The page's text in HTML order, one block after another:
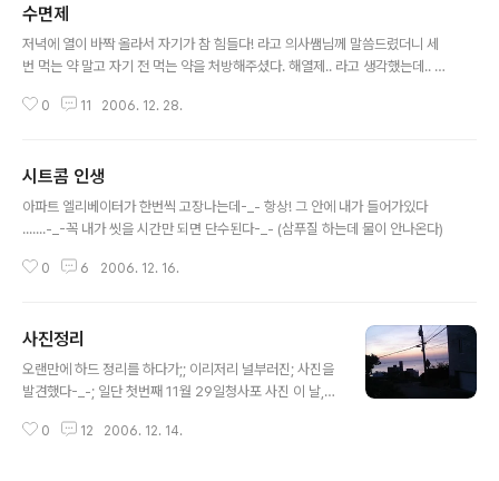
수면제
저녁에 열이 바짝 올라서 자기가 참 힘들다! 라고 의사쌤님께 말씀드렸더니 세
번 먹는 약 말고 자기 전 먹는 약을 처방해주셨다. 해열제.. 라고 생각했는데.. 역
늘은 그냥 잠이나 내려 자라는 계신가(..) 뭔놈의 잠을 15시간동안 자게 만드는
0 11 2006. 12. 28.
시트콤 인생
아파트 엘리베이터가 한번씩 고장나는데-_- 항상! 그 안에 내가 들어가있다
.......-_-꼭 내가 씻을 시간만 되면 단수된다-_- (삼푸질 하는데 물이 안나온다)
0 6 2006. 12. 16.
사진정리
오랜만에 하드 정리를 하다가;; 이리저리 널부러진; 사진을
발견했다-_-; 일단 첫번째 11월 29일청사포 사진 이 날,
를 나누었다. 영어 선생님으로 새로 시작한 언니의 12월 이
0 12 2006. 12. 14.